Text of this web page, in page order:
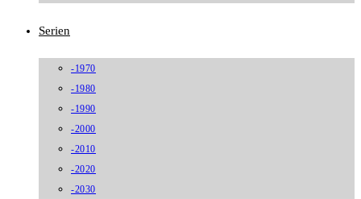
Serien
-1970
-1980
-1990
-2000
-2010
-2020
-2030